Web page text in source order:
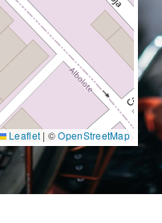
Leaflet | ©OpenStreetMap